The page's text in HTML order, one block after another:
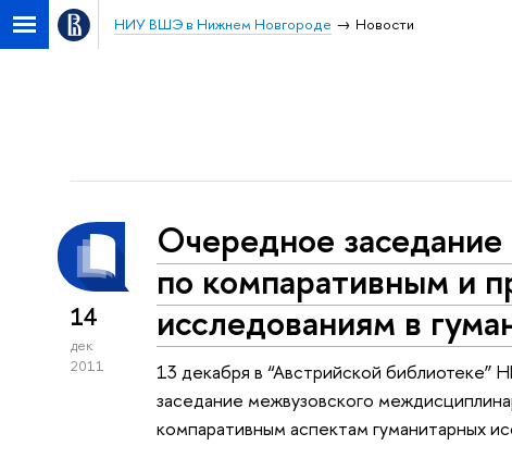
НИУ ВШЭ в Нижнем Новгороде Новости
14
дек
2011
Очередное заседание
по компаративным и
исследованиям в
13 декабря в “Австрийской
заседание межвузовского
компаративным аспектам гуманитарных